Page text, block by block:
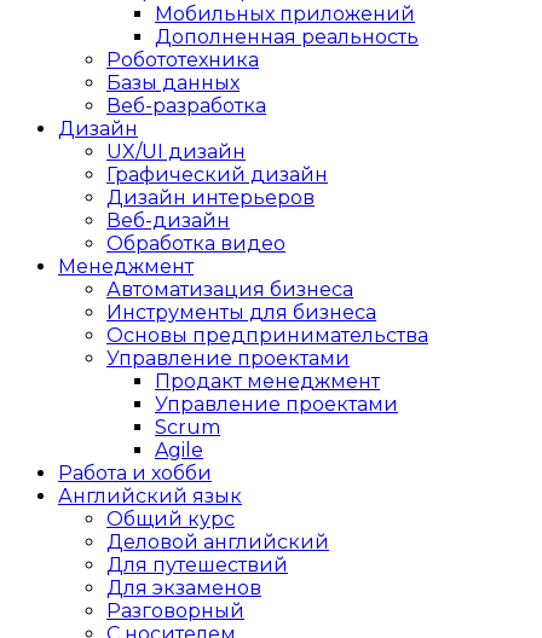
Мобильных приложений
Дополненная реальность
Робототехника
Базы данных
Веб-разработка
Дизайн
UX/UI дизайн
Графический дизайн
Дизайн интерьеров
Веб-дизайн
Обработка видео
Менеджмент
Автоматизация бизнеса
Инструменты для бизнеса
Основы предпринимательства
Управление проектами
Продакт менеджмент
Управление проектами
Scrum
Agile
Работа и хобби
Английский язык
Общий курс
Деловой английский
Для путешествий
Для экзаменов
Разговорный